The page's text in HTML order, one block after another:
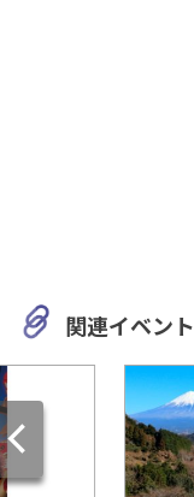
関連イベント